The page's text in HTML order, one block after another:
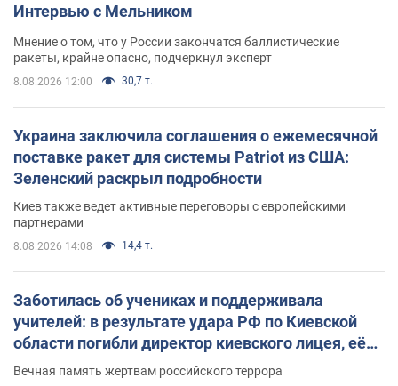
Интервью с Мельником
Мнение о том, что у России закончатся баллистические
ракеты, крайне опасно, подчеркнул эксперт
8.08.2026 12:00 30,7 т.
Украина заключила соглашения о ежемесячной
поставке ракет для системы Patriot из США:
Зеленский раскрыл подробности
Киев также ведет активные переговоры с европейскими
партнерами
8.08.2026 14:08 14,4 т.
Заботилась об учениках и поддерживала
учителей: в результате удара РФ по Киевской
области погибли директор киевского лицея, её
муж и внук
Вечная память жертвам российского террора